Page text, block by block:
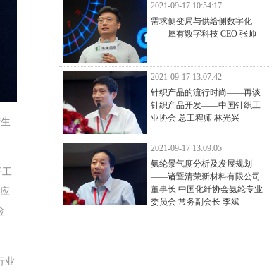
工
业
2021-09-17 10:54:17
需求侧变局与供给侧数字化
——犀有数字科技 CEO 张帅
2021-09-17 13:07:42
针织产品的流行时尚——再谈
针织产品开发——中国针织工
业协会 总工程师 林光兴
2021-09-17 13:09:05
氨纶景气度分析及发展规划
——诸暨清荣新材料有限公司
董事长 中国化纤协会氨纶专业
委员会 常务副会长 李斌